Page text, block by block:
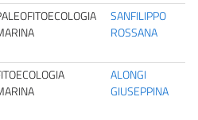
SANFILIPPO
ROSSANA
ALONGI
GIUSEPPINA